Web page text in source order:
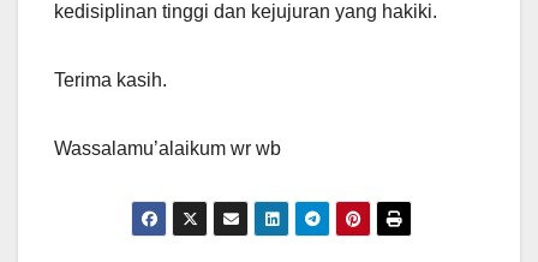
kedisiplinan tinggi dan kejujuran yang hakiki.
Terima kasih.
Wassalamu’alaikum wr wb